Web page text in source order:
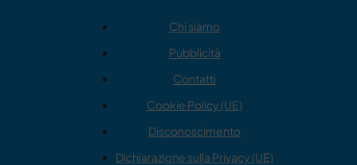
Chi siamo
Pubblicità
Contatti
Cookie Policy (UE)
Disconoscimento
Dichiarazione sulla Privacy (UE)